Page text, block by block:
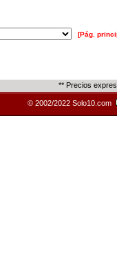
[Pág.
** Precios
© 2002/2022 Solo10.com